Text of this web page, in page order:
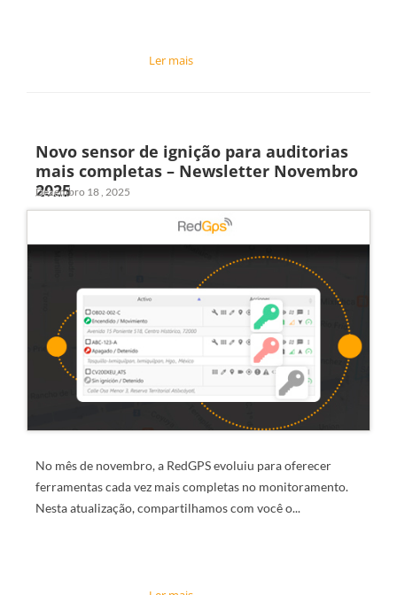
Novo sensor de ignição para auditorias
mais completas – Newsletter Novembro
2025
Dezembro 18 , 2025
No mês de novembro, a RedGPS evoluiu para oferecer
ferramentas cada vez mais completas no monitoramento.
Nesta atualização, compartilhamos com você o...